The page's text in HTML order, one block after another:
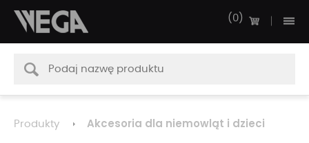
0
Produkty Akcesoria dla niemowląt i dzieci